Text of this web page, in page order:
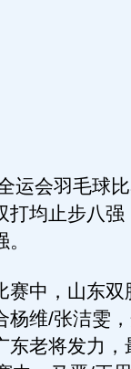
会羽毛球比
打均止步八
中，山东双
杨维/张洁雯
东老将发力，